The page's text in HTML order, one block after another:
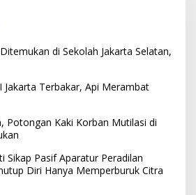
di Sekolah Jakarta Selatan,
Jakarta Terbakar, Api Merambat
Potongan Kaki Korban Mutilasi di
Sikap Pasif Aparatur Peradilan
Diri Hanya Memperburuk Citra